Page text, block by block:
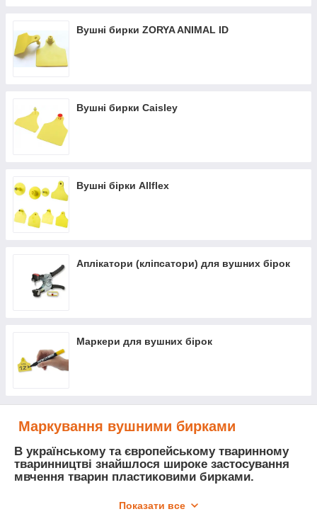
Вушні бирки ZORYA ANIMAL ID
Вушні бирки Caisley
Вушні бірки Allflex
Аплікатори (кліпсатори) для вушних бірок
Маркери для вушних бірок
Маркування вушними бирками
В українському та європейському тваринному
тваринництві знайшлося широке застосування
мвчення тварин пластиковими бирками.
промислових комплексах і в спеціалізованих тваринних
Показати все